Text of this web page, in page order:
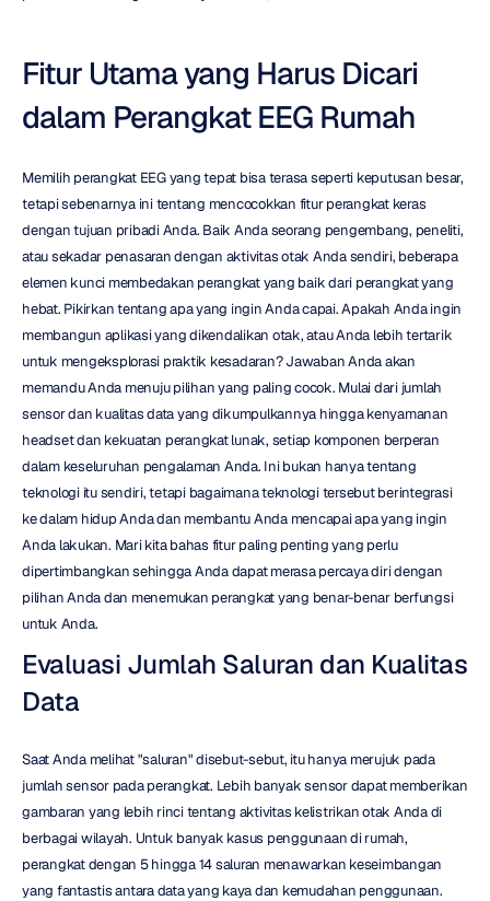
Fitur Utama yang Harus Dicari
dalam Perangkat EEG Rumah
Memilih perangkat EEG yang tepat bisa terasa seperti keputusan besar,
tetapi sebenarnya ini tentang mencocokkan fitur perangkat keras
dengan tujuan pribadi Anda. Baik Anda seorang pengembang, peneliti,
atau sekadar penasaran dengan aktivitas otak Anda sendiri, beberapa
elemen kunci membedakan perangkat yang baik dari perangkat yang
hebat. Pikirkan tentang apa yang ingin Anda capai. Apakah Anda ingin
membangun aplikasi yang dikendalikan otak, atau Anda lebih tertarik
untuk mengeksplorasi praktik kesadaran? Jawaban Anda akan
memandu Anda menuju pilihan yang paling cocok. Mulai dari jumlah
sensor dan kualitas data yang dikumpulkannya hingga kenyamanan
headset dan kekuatan perangkat lunak, setiap komponen berperan
dalam keseluruhan pengalaman Anda. Ini bukan hanya tentang
teknologi itu sendiri, tetapi bagaimana teknologi tersebut berintegrasi
ke dalam hidup Anda dan membantu Anda mencapai apa yang ingin
Anda lakukan. Mari kita bahas fitur paling penting yang perlu
dipertimbangkan sehingga Anda dapat merasa percaya diri dengan
pilihan Anda dan menemukan perangkat yang benar-benar berfungsi
untuk Anda.
Evaluasi Jumlah Saluran dan Kualitas
Data
Saat Anda melihat "saluran" disebut-sebut, itu hanya merujuk pada
jumlah sensor pada perangkat. Lebih banyak sensor dapat memberikan
gambaran yang lebih rinci tentang aktivitas kelistrikan otak Anda di
berbagai wilayah. Untuk banyak kasus penggunaan di rumah,
perangkat dengan 5 hingga 14 saluran menawarkan keseimbangan
yang fantastis antara data yang kaya dan kemudahan penggunaan.